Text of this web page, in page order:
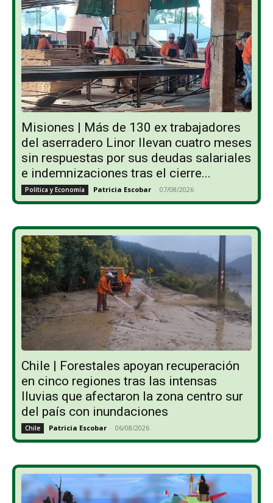
Misiones | Más de 130 ex trabajadores
del aserradero Linor llevan cuatro meses
sin respuestas por sus deudas salariales
e indemnizaciones tras el cierre...
Política y Economía Patricia Escobar - 07/08/2026
Chile | Forestales apoyan recuperación
en cinco regiones tras las intensas
lluvias que afectaron la zona centro sur
del país con inundaciones
Chile Patricia Escobar - 06/08/2026